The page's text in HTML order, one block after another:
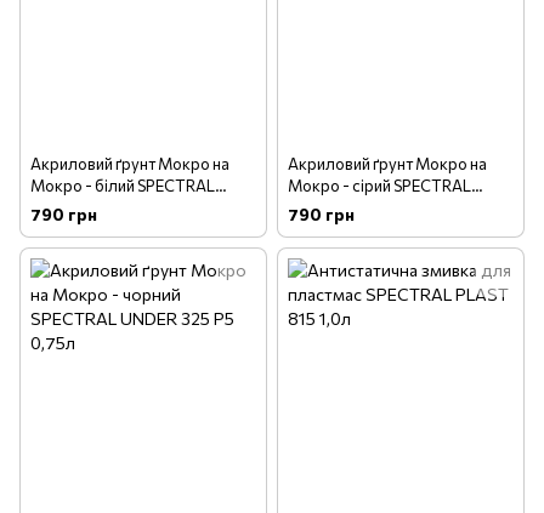
Акриловий ґрунт Мокро на
Мокро - білий SPECTRAL
UNDER 325 Р1 0,75л
790 грн
Акриловий ґрунт Мокро на
Мокро - сірий SPECTRAL
UNDER 325 Р3 0,75л
790 грн